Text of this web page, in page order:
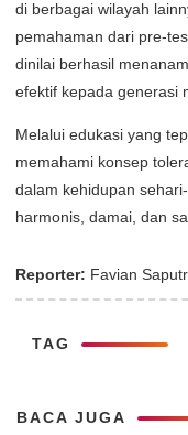
di berbagai wilayah
pemahaman dari pre-
dinilai berhasil
efektif kepada generasi
Melalui edukasi yang
memahami konsep
dalam kehidupan
harmonis, damai, dan
Reporter: Favian
TAG
BACA JUGA